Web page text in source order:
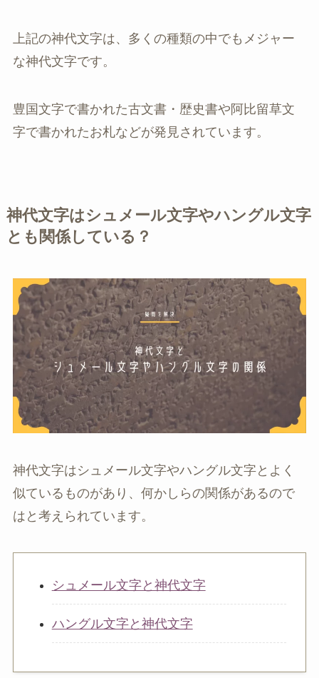
上記の神代文字は、多くの種類の中でもメジャー
な神代文字です。
豊国文字で書かれた古文書・歴史書や阿比留草文
字で書かれたお札などが発見されています。
神代文字はシュメール文字やハングル文字
とも関係している？
神代文字はシュメール文字やハングル文字とよく
似ているものがあり、何かしらの関係があるので
はと考えられています。
シュメール文字と神代文字
ハングル文字と神代文字